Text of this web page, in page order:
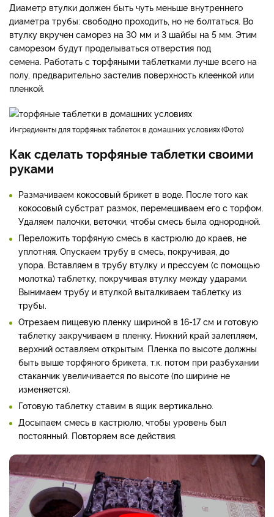
Диаметр втулки должен быть чуть меньше внутреннего
диаметра трубы: свободно проходить, но не болтаться. Во
втулку вкручен саморез на 30 мм и 3 шайбы на 5 мм. Этим
саморезом будут проделываться отверстия под
семена. Работать с торфяными таблетками лучше всего на
полу, предварительно застелив поверхность клеенкой или
пленкой.
Ингредиенты для торфяных таблеток в домашних условиях Фото
Как сделать торфяные таблетки своими
руками
Размачиваем кокосовый брикет в воде. После того как
кокосовый субстрат размок, перемешиваем его с торфом.
Удаляем палочки, веточки, чтобы смесь была однородной.
Переложить торфяную смесь в кастрюлю до краев, не
уплотняя. Опускаем трубу в смесь, покручивая, до
упора. Вставляем в трубу втулку и прессуем (с помощью
молотка) таблетку, покручивая втулку между ударами.
Вынимаем трубу и втулкой выталкиваем таблетку из
трубы.
Отрезаем пищевую пленку шириной в 16-17 см и готовую
таблетку закручиваем в пленку. Нижний край залепляем,
верхний оставляем открытым. Пленка по высоте должны
быть выше торфяного брикета, т.к. потом при разбухании
стаканчик увеличивается по высоте (по ширине не
изменяется).
Готовую таблетку ставим в ящик вертикально.
Досыпаем смесь в кастрюлю, чтобы уровень был
постоянный. Повторяем все действия.